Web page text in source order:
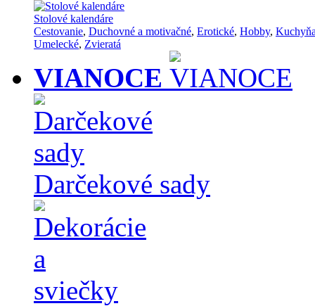
Stolové kalendáre
Cestovanie, Duchovné a motivačné, Erotické, Hobby,
Umelecké, Zvieratá
VIANOCE
Darčekové sady